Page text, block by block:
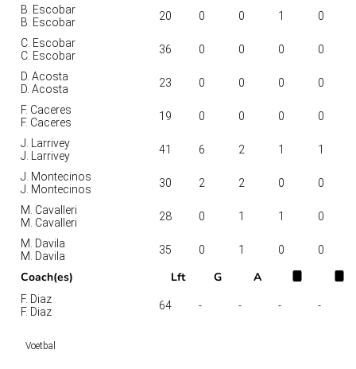
B. Escobar
B. Escobar
20 0 0 1 0
C. Escobar
C. Escobar
36 0 0 0 0
D. Acosta
D. Acosta
23 0 0 0 0
F. Caceres
F. Caceres
19 0 0 0 0
J. Larrivey
J. Larrivey
41 6 2 1 1
J. Montecinos
J. Montecinos
30 2 2 0 0
M. Cavalleri
M. Cavalleri
28 0 1 1 0
M. Davila
M. Davila
35 0 1 0 0
Coach(es) Lft G A
F. Diaz
F. Diaz
64 - - - -
Voetbal